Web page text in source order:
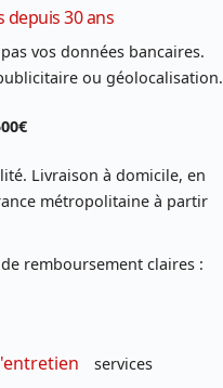
depuis 30 ans
vos données bancaires.
ou géolocalisation.
Livraison à domicile, en
métropolitaine à partir
remboursement claires :
services